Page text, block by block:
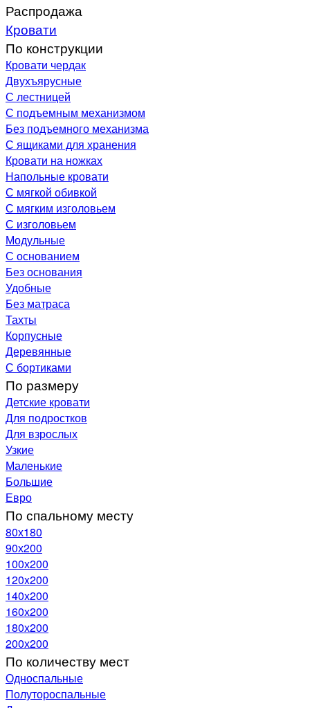
Распродажа
Кровати
По конструкции
Кровати чердак
Двухъярусные
С лестницей
С подъемным механизмом
Без подъемного механизма
С ящиками для хранения
Кровати на ножках
Напольные кровати
С мягкой обивкой
С мягким изголовьем
С изголовьем
Модульные
С основанием
Без основания
Удобные
Без матраса
Тахты
Корпусные
Деревянные
С бортиками
По размеру
Детские кровати
Для подростков
Для взрослых
Узкие
Маленькие
Большие
Евро
По спальному месту
80х180
90х200
100х200
120x200
140х200
160х200
180х200
200х200
По количеству мест
Односпальные
Полутороспальные